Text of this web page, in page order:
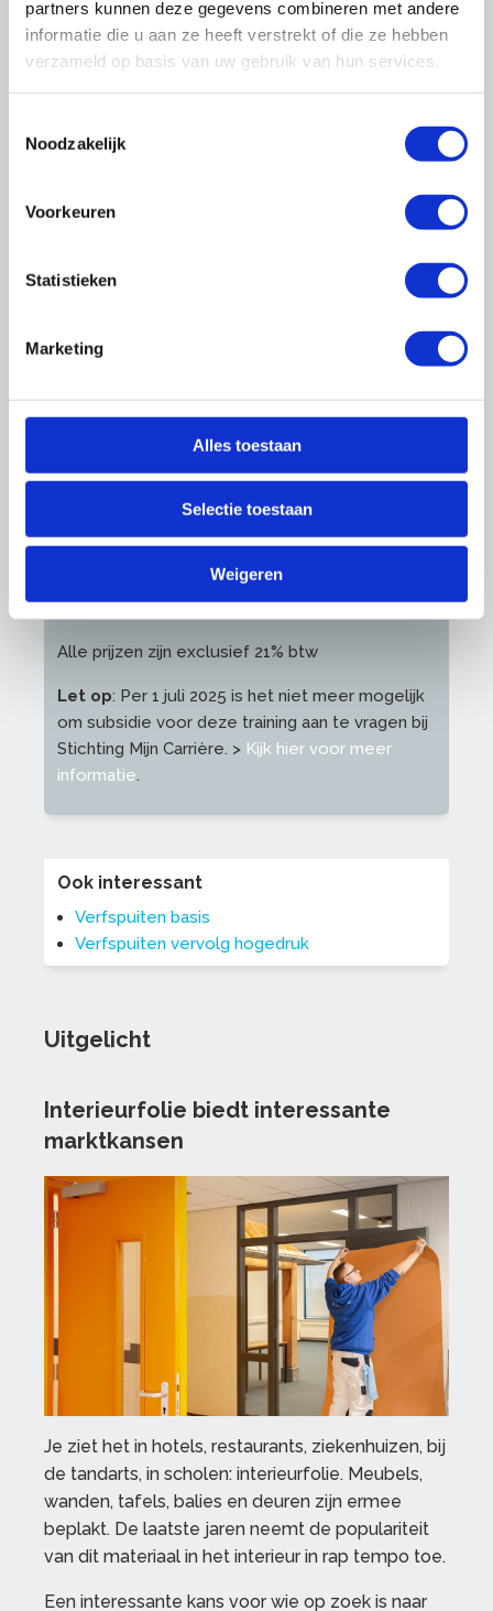
partners kunnen deze gegevens combineren met andere
informatie die u aan ze heeft verstrekt of die ze hebben
verzameld op basis van uw gebruik van hun services.
Noodzakelijk
Voorkeuren
Statistieken
Marketing
Alles toestaan
Selectie toestaan
Weigeren
Praktische informatie
Duur
6
De verwerking van interieurfolie is interessant
onderhoudsbedrijven.
Geen
Klassikaal, veel praktijk
Investering per deelnemer
Prijs niet- of aspirant-leden OnderhoudNL:
€869,-
Alle prijzen zijn exclusief 21% btw
Let op: Per 1 juli 2025 is het niet meer mogelijk
om subsidie voor deze training aan te vragen bij
Stichting Mijn Carrière. > Kijk hier voor meer
informatie.
Ook interessant
Verfspuiten basis
Verfspuiten vervolg hogedruk
Uitgelicht
Interieurfolie biedt interessante
marktkansen
Je ziet het in hotels, restaurants, ziekenhuizen, bij
de tandarts, in scholen: interieurfolie. Meubels,
wanden, tafels, balies en deuren zijn ermee
beplakt. De laatste jaren neemt de populariteit
van dit materiaal in het interieur in rap tempo toe.
Een interessante kans voor wie op zoek is naar